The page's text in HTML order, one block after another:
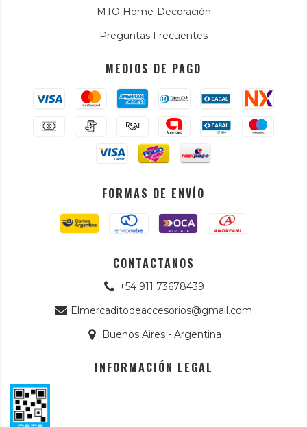
MTO Home-Decoración
Preguntas Frecuentes
MEDIOS DE PAGO
FORMAS DE ENVÍO
CONTACTANOS
+54 911 73678439
Elmercaditodeaccesorios@gmail.com
Buenos Aires - Argentina
INFORMACIÓN LEGAL